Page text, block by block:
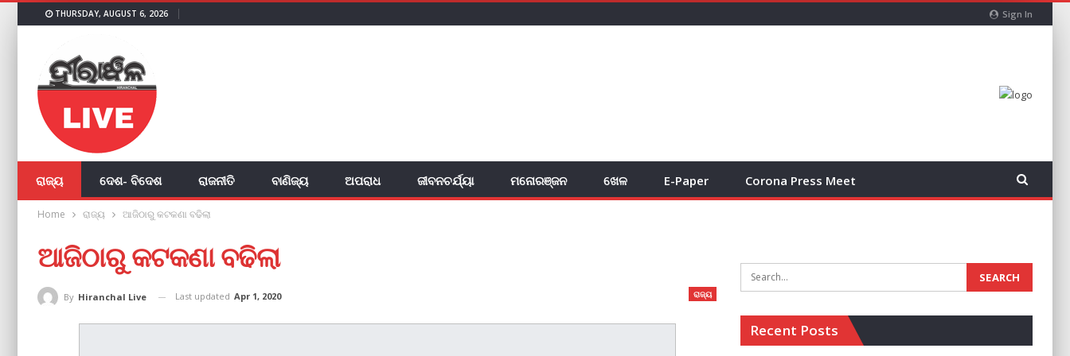
Sign In
THURSDAY, AUGUST 6, 2026
ରାଜ୍ୟ ଦେଶ- ବିଦେଶ ରାଜନୀତି ବାଣିଜ୍ୟ ଅପରାଧ ଜୀବନଚର୍ଯ୍ୟା ମନୋରଞ୍ଜନ ଖେଳ E-Paper Corona Press Meet
Home ରାଜ୍ୟ ଆଜିଠାରୁ କଟକଣା ବଢିଲା
ଆଜିଠାରୁ କଟକଣା ବଢିଲା
ରାଜ୍ୟ
By Hiranchal Live Last updated Apr 1, 2020
Recent Posts